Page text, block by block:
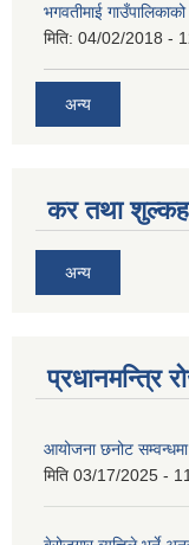
भगवतीमाई
मिति: 04/02/2018 -
अन्य
कर तथा
अन्य
प्रधानमन्त्रि
आयोजना छनोट
मिति 03/17/2025 -